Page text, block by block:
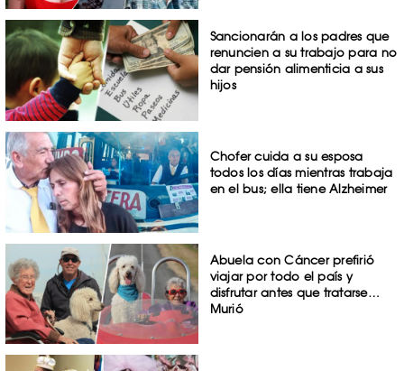
Sancionarán a los padres que
renuncien a su trabajo para no
dar pensión alimenticia a sus
hijos
Chofer cuida a su esposa
todos los días mientras trabaja
en el bus; ella tiene Alzheimer
Abuela con Cáncer prefirió
viajar por todo el país y
disfrutar antes que tratarse…
Murió